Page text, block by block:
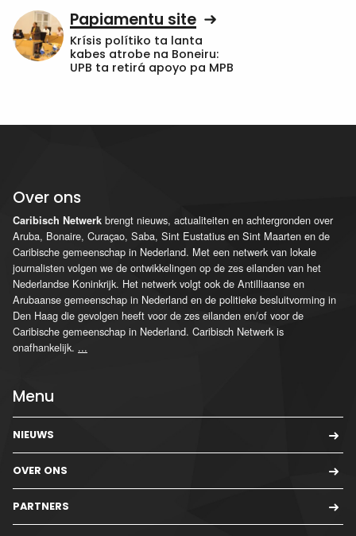
Papiamentu site
Krísis polítiko ta lanta
kabes atrobe na Boneiru:
UPB ta retirá apoyo pa MPB
Over ons
Caribisch Netwerk brengt nieuws, actualiteiten en achtergronden over
Aruba, Bonaire, Curaçao, Saba, Sint Eustatius en Sint Maarten en de
Caribische gemeenschap in Nederland. Met een netwerk van lokale
journalisten volgen we de ontwikkelingen op de zes eilanden van het
Nederlandse Koninkrijk. Het netwerk volgt ook de Antilliaanse en
Arubaanse gemeenschap in Nederland en de politieke besluitvorming in
Den Haag die gevolgen heeft voor de zes eilanden en/of voor de
Caribische gemeenschap in Nederland. Caribisch Netwerk is
onafhankelijk. ...
Menu
NIEUWS
OVER ONS
PARTNERS